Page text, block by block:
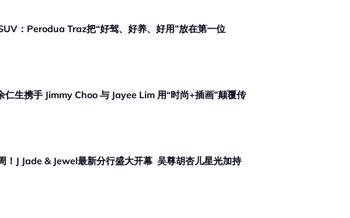
：Perodua Traz把“好驾、好养、好用”放在第一位
Choo 与 Jayee Lim 用“时尚+插画”颠覆传
商业热点｜从大马走向巴黎时装周！J Jade & Jewel最新分行盛大开幕 吴尊胡杏儿星光加持